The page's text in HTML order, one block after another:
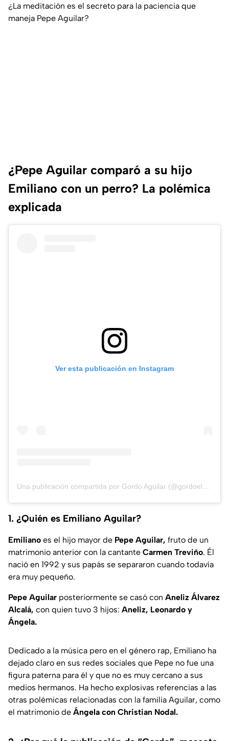
¿La meditación es el secreto para la paciencia que
maneja Pepe Aguilar?
¿Pepe Aguilar comparó a su hijo
Emiliano con un perro? La polémica
explicada
Ver esta publicación en Instagram
1. ¿Quién es Emiliano Aguilar?
Emiliano es el hijo mayor de Pepe Aguilar, fruto de un
matrimonio anterior con la cantante Carmen Treviño. Él
nació en 1992 y sus papás se separaron cuando todavía
era muy pequeño.
Pepe Aguilar posteriormente se casó con Aneliz Álvarez
Alcalá, con quien tuvo 3 hijos: Aneliz, Leonardo y
Ángela.
Dedicado a la música pero en el género rap, Emiliano ha
dejado claro en sus redes sociales que Pepe no fue una
figura paterna para él y que no es muy cercano a sus
medios hermanos. Ha hecho explosivas referencias a las
otras polémicas relacionadas con la familia Aguilar, como
el matrimonio de Ángela con Christian Nodal.